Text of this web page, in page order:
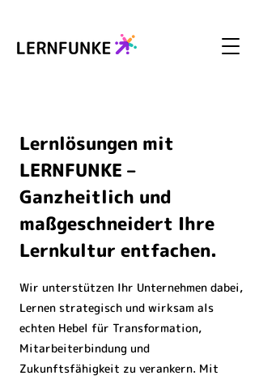
Lernlösungen mit
LERNFUNKE –
Ganzheitlich und
maßgeschneidert Ihre
Lernkultur entfachen.
Wir unterstützen Ihr Unternehmen dabei,
Lernen strategisch und wirksam als
echten Hebel für Transformation,
Mitarbeiterbindung und
Zukunftsfähigkeit zu verankern. Mit